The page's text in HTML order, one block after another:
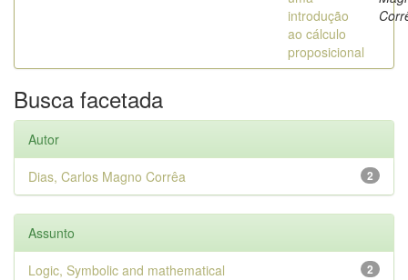
introdução
ao cálculo
proposicional
Busca facetada
Autor
2
Dias, Carlos Magno Corrêa
Assunto
2
Logic, Symbolic and mathematical